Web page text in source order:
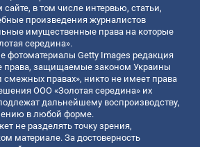
в том числе интервью, статьи,
произведения журналистов
имущественные права на которые
середина».
фотоматериалы Getty Images редакция
права, защищаемые законом Украины
смежных правах», никто не имеет права
ООО «Золотая середина» их
дальнейшему воспроизводству,
в любой форме.
не разделять точку зрения,
материале. За достоверность